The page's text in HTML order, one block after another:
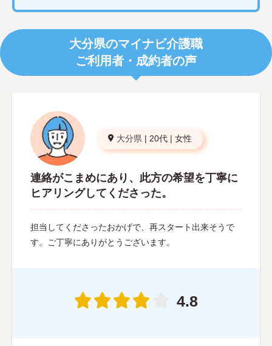
大分県のマイナビ介護職
ご利用者・成約者の声
大分県 | 20代 | 女性
連絡がこまめにあり、此方の希望を丁寧に
ヒアリングしてくださった。
担当してくださったおかげで、再スタート出来そうで
す。ご丁寧にありがとうございます。
4.8